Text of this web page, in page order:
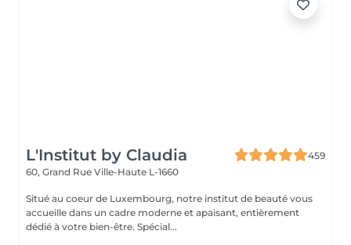
L'Institut by Claudia
459
60, Grand Rue Ville-Haute L-1660
Situé au coeur de Luxembourg, notre institut de beauté vous
accueille dans un cadre moderne et apaisant, entièrement
dédié à votre bien-être. Spécial...